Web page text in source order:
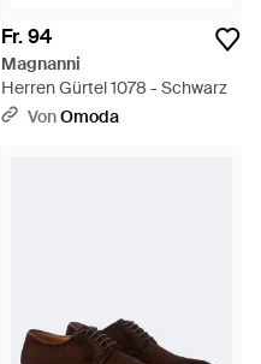
Fr. 94
Magnanni
Herren Gürtel 1078 - Schwarz
VonOmoda